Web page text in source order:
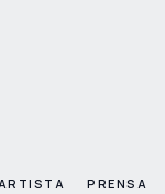
PRENSA